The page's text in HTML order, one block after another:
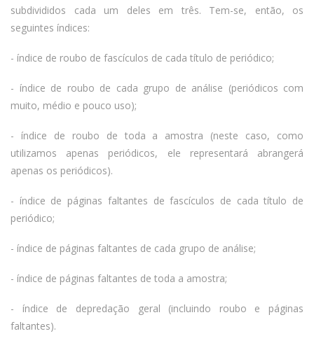
subdivididos cada um deles em três. Tem-se, então, os
seguintes índices:
- índice de roubo de fascículos de cada título de periódico;
- índice de roubo de cada grupo de análise (periódicos com
muito, médio e pouco uso);
- índice de roubo de toda a amostra (neste caso, como
utilizamos apenas periódicos, ele representará abrangerá
apenas os periódicos).
- índice de páginas faltantes de fascículos de cada título de
periódico;
- índice de páginas faltantes de cada grupo de análise;
- índice de páginas faltantes de toda a amostra;
- índice de depredação geral (incluindo roubo e páginas
faltantes).